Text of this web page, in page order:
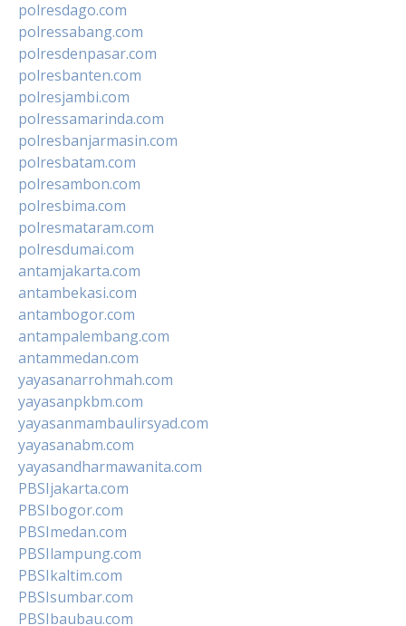
polresdago.com
polressabang.com
polresdenpasar.com
polresbanten.com
polresjambi.com
polressamarinda.com
polresbanjarmasin.com
polresbatam.com
polresambon.com
polresbima.com
polresmataram.com
polresdumai.com
antamjakarta.com
antambekasi.com
antambogor.com
antampalembang.com
antammedan.com
yayasanarrohmah.com
yayasanpkbm.com
yayasanmambaulirsyad.com
yayasanabm.com
yayasandharmawanita.com
PBSIjakarta.com
PBSIbogor.com
PBSImedan.com
PBSIlampung.com
PBSIkaltim.com
PBSIsumbar.com
PBSIbaubau.com